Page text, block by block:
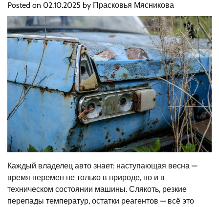
Posted on 02.10.2025 by Прасковья Мясникова
Каждый владелец авто знает: наступающая весна —
время перемен не только в природе, но и в
техническом состоянии машины. Слякоть, резкие
перепады температур, остатки реагентов — всё это